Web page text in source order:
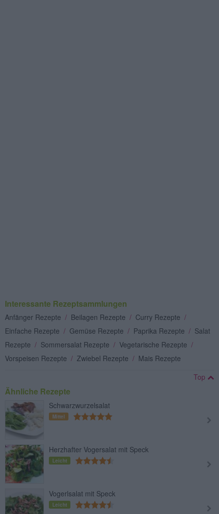
Interessante Rezeptsammlungen
Anfänger Rezepte / Beilagen Rezepte / Curry Rezepte /
Einfache Rezepte / Gemüse Rezepte / Paprika Rezepte / Salat
Rezepte / Sommersalat Rezepte / Vegetarische Rezepte /
Vorspeisen Rezepte / Zwiebel Rezepte / Mais Rezepte
Top
Ähnliche Rezepte
Schwarzwurzelsalat
Mittel
Herzhafter Vogersalat mit Speck
Leicht
Vogerlsalat mit Speck
Leicht